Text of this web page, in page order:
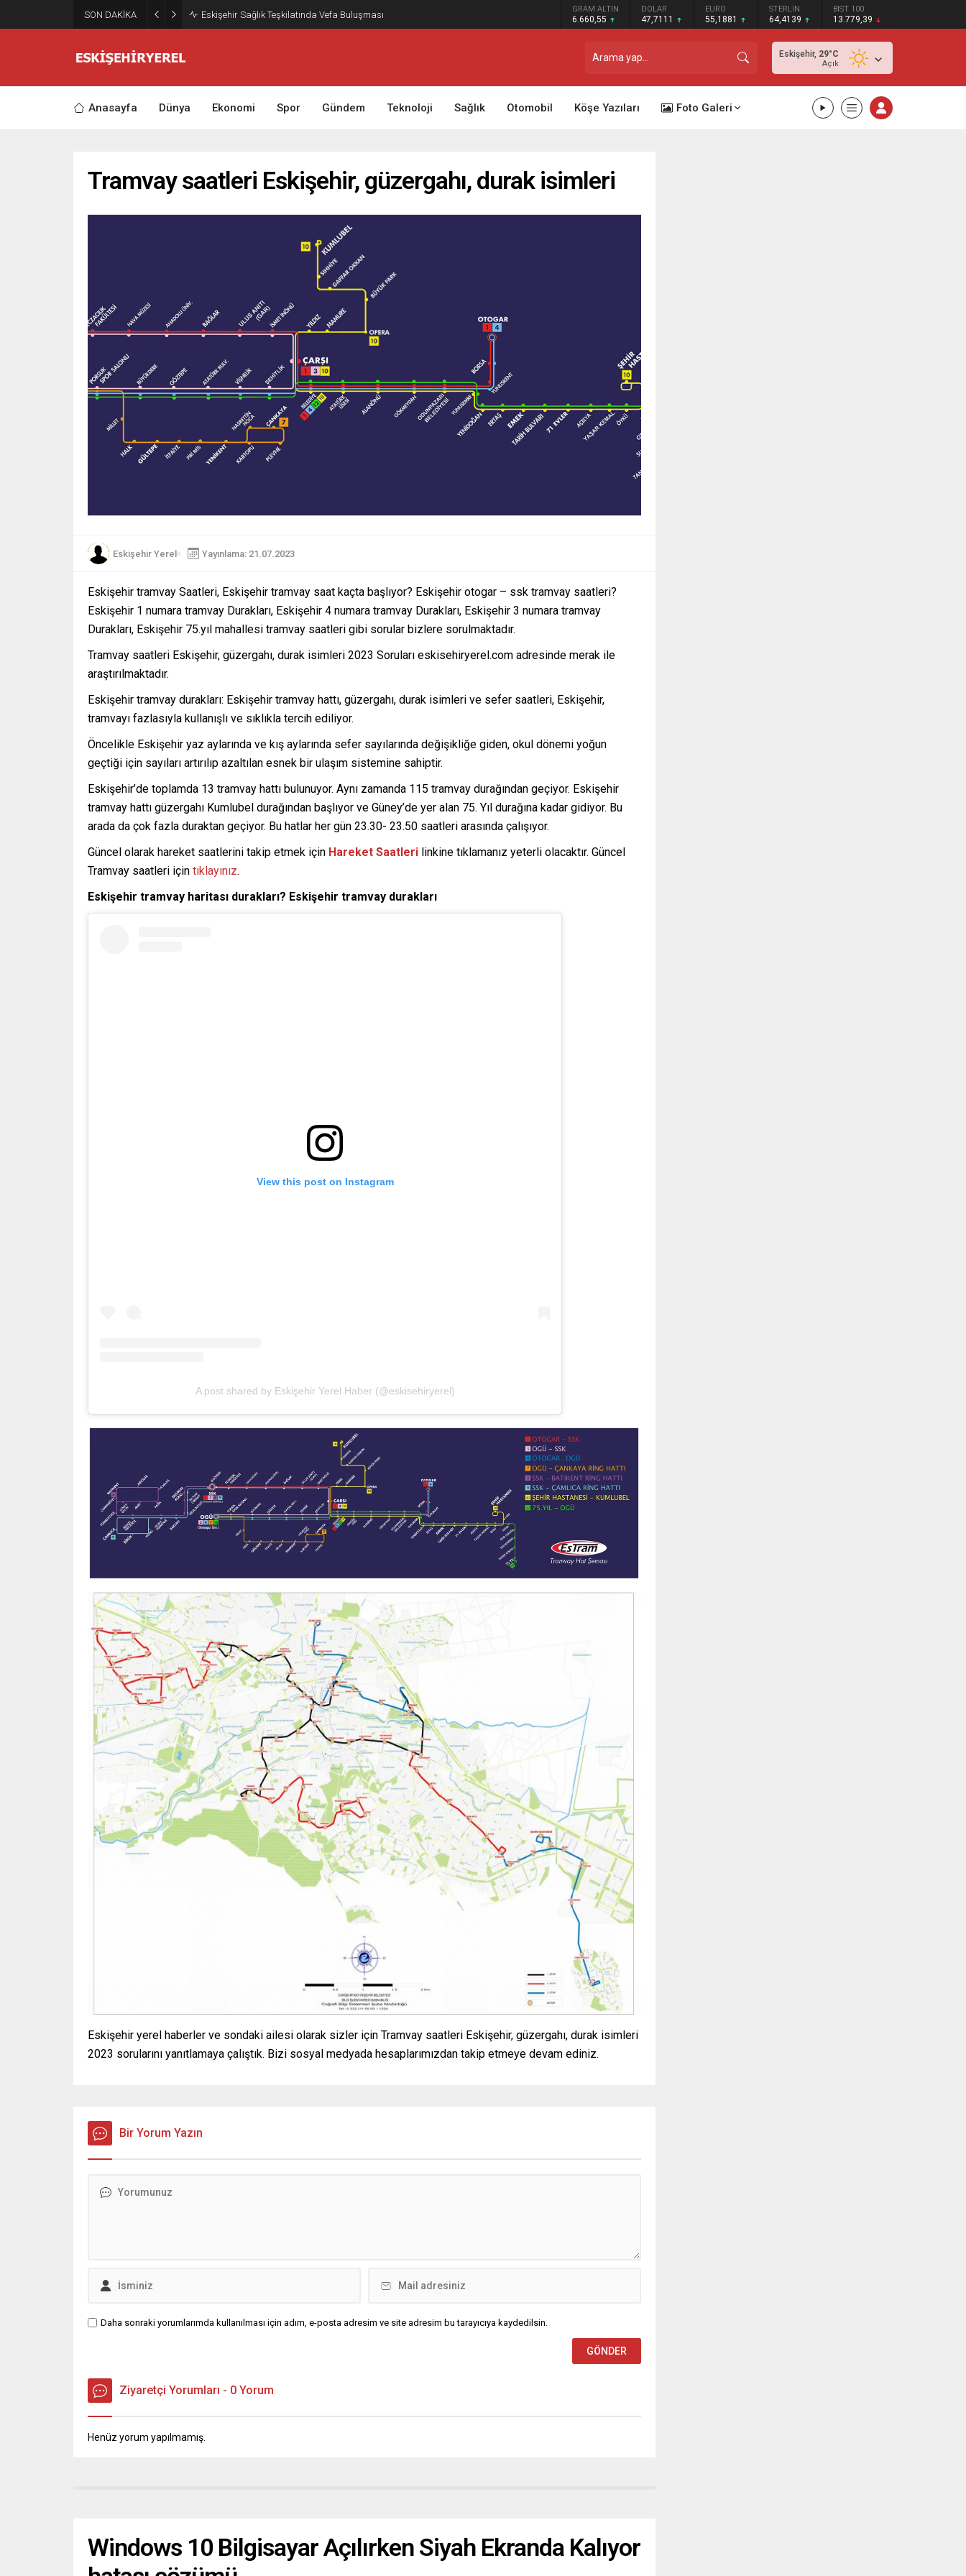
SON DAKİKA Eskişehir Sağlık Teşkilatında Vefa Buluşması GRAM ALTIN
6.660,55
DOLAR
47,7111
EURO
55,1881
STERLİN
64,4139
BIST 100
13.779,39
Eskişehir, 29°C
Açık
Anasayfa Dünya Ekonomi Spor Gündem Teknoloji Sağlık Otomobil Köşe Yazıları Foto Galeri
Tramvay saatleri Eskişehir, güzergahı, durak isimleri
Eskişehir Yerel Yayınlama: 21.07.2023
Eskişehir tramvay Saatleri, Eskişehir tramvay saat kaçta başlıyor? Eskişehir otogar – ssk tramvay saatleri?
Eskişehir 1 numara tramvay Durakları, Eskişehir 4 numara tramvay Durakları, Eskişehir 3 numara tramvay
Durakları, Eskişehir 75.yıl mahallesi tramvay saatleri gibi sorular bizlere sorulmaktadır.
Tramvay saatleri Eskişehir, güzergahı, durak isimleri 2023 Soruları eskisehiryerel.com adresinde merak ile
araştırılmaktadır.
Eskişehir tramvay durakları: Eskişehir tramvay hattı, güzergahı, durak isimleri ve sefer saatleri, Eskişehir,
tramvayı fazlasıyla kullanışlı ve sıklıkla tercih ediliyor.
Öncelikle Eskişehir yaz aylarında ve kış aylarında sefer sayılarında değişikliğe giden, okul dönemi yoğun
geçtiği için sayıları artırılıp azaltılan esnek bir ulaşım sistemine sahiptir.
Eskişehir’de toplamda 13 tramvay hattı bulunuyor. Aynı zamanda 115 tramvay durağından geçiyor. Eskişehir
tramvay hattı güzergahı Kumlubel durağından başlıyor ve Güney’de yer alan 75. Yıl durağına kadar gidiyor. Bu
arada da çok fazla duraktan geçiyor. Bu hatlar her gün 23.30- 23.50 saatleri arasında çalışıyor.
Güncel olarak hareket saatlerini takip etmek için Hareket Saatleri linkine tıklamanız yeterli olacaktır. Güncel
Tramvay saatleri için tıklayınız.
Eskişehir tramvay haritası durakları? Eskişehir tramvay durakları
View this post on Instagram
A post shared by Eskişehir Yerel Haber (@eskisehiryerel)
Eskişehir yerel haberler ve sondaki ailesi olarak sizler için Tramvay saatleri Eskişehir, güzergahı, durak isimleri
2023 sorularını yanıtlamaya çalıştık. Bizi sosyal medyada hesaplarımızdan takip etmeye devam ediniz.
Bir Yorum Yazın
Daha sonraki yorumlarımda kullanılması için adım, e-posta adresim ve site adresim bu tarayıcıya kaydedilsin.
Ziyaretçi Yorumları - 0 Yorum
Henüz yorum yapılmamış.
Windows 10 Bilgisayar Açılırken Siyah Ekranda Kalıyor